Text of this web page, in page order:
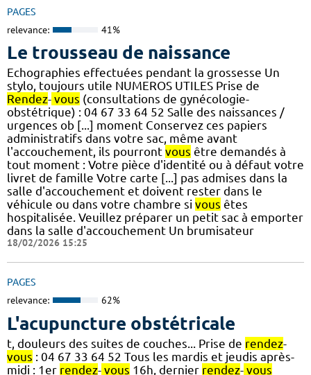
PAGES
relevance: 41%
Le trousseau de naissance
Echographies effectuées pendant la grossesse Un
stylo, toujours utile NUMEROS UTILES Prise de
Rendez- vous (consultations de gynécologie-
obstétrique) : 04 67 33 64 52 Salle des naissances /
urgences ob [...] moment Conservez ces papiers
administratifs dans votre sac, même avant
l'accouchement, ils pourront vous être demandés à
tout moment : Votre pièce d'identité ou à défaut votre
livret de famille Votre carte [...] pas admises dans la
salle d'accouchement et doivent rester dans le
véhicule ou dans votre chambre si vous êtes
hospitalisée. Veuillez préparer un petit sac à emporter
dans la salle d'accouchement Un brumisateur
18/02/2026 15:25
PAGES
relevance: 62%
L'acupuncture obstétricale
t, douleurs des suites de couches... Prise de rendez-
vous : 04 67 33 64 52 Tous les mardis et jeudis après-
midi : 1er rendez- vous 16h, dernier rendez- vous